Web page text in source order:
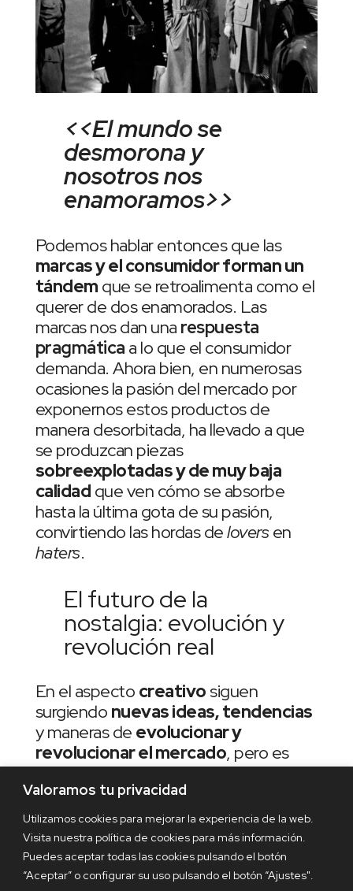
Valoramos tu privacidad
Utilizamos cookies para mejorar la experiencia de la web.
Visita nuestra política de cookies para más información.
Puedes aceptar todas las cookies pulsando el botón
“Aceptar” o configurar su uso pulsando el botón “Ajustes".
<<El mundo se
desmorona y
nosotros nos
enamoramos>>
Podemos hablar entonces que las
marcas y el consumidor forman un
tándem que se retroalimenta como el
querer de dos enamorados. Las
marcas nos dan una respuesta
pragmática a lo que el consumidor
demanda. Ahora bien, en numerosas
ocasiones la pasión del mercado por
exponernos estos productos de
manera desorbitada, ha llevado a que
se produzcan piezas
sobreexplotadas y de muy baja
calidad que ven cómo se absorbe
hasta la última gota de su pasión,
convirtiendo las hordas deloversen
haters.
El futuro de la
nostalgia: evolución y
revolución real
En el aspecto creativo siguen
surgiendo nuevas ideas, tendencias
y maneras de evolucionar y
revolucionar el mercado, pero es
inevitable pensar que ante un
contexto de sobreinformación,
incertidumbre y de ausencia de ideas
innovadoras,lo fácil, rápido y seguro
es recurrir a lo que nos ha sido y es
familiar.